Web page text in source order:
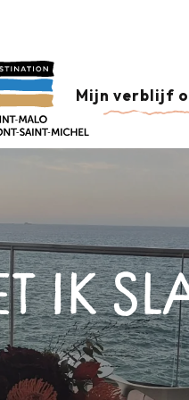
Mijn verblijf
IK